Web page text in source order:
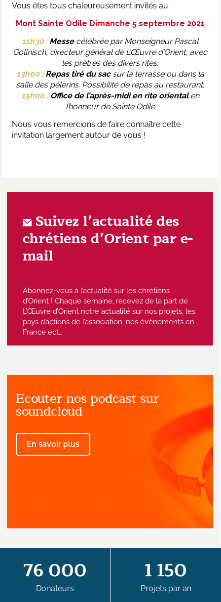
Vous êtes tous chaleureusement invités au :
Mont Sainte Odile Dimanche 5 septembre 2021
11h30: Messecélébrée par Monseigneur Pascal
Gollnisch, directeur général de L’Œuvre d’Orient, avec
les prêtres des divers rites.
13h00 : Repas tiré du sacsur la terrasse ou dans la
salle des pèlerins. Possibilité de repas au restaurant.
15h00 : Office de l’après-midi en rite orientalen
l’honneur de Sainte Odile
Nous vous remercions de faire connaître cette
invitation largement autour de vous !
Suivez l’actualité des
chrétiens d’Orient par e-
mail
Abonnez-vous à l’actualité sur les chrétiens
d’Orient ! Chaque semaine, recevez de la part de
L’Œuvre d’Orient notre actualité sur nos projets, les
pays d’actions de l’association, nos évènements en
France ect…
J'accepte de recevoir des emails
provenant de l'Œuvre d'Orient.
Ecouter nos podcast sur
soundcloud
En savoir plus
76 000
Donateurs
1 150
Projets par an